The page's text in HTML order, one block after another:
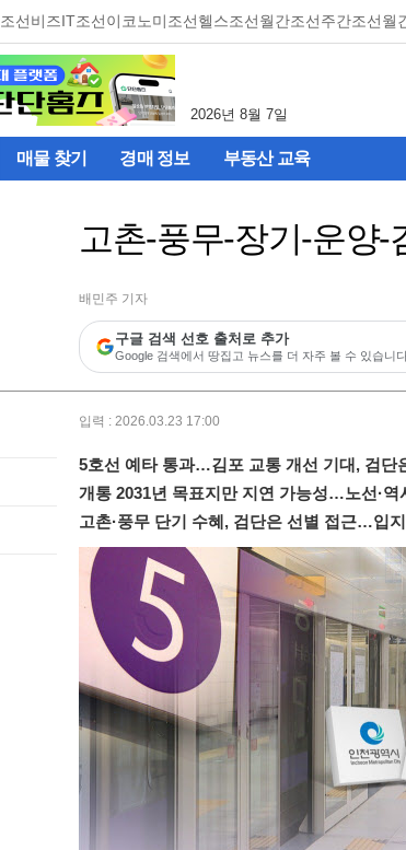
조선비즈IT조선이코노미조선헬스조선월간조선주간조선월
2026년 8월 7일
매물 찾기 경매 정보 부동산 교육
고촌-풍무-장기-운양
배민주 기자
구글 검색 선호 출처로 추가
Google 검색에서 땅집고 뉴스를 더 자주 볼 수 있습니
입력 : 2026.03.23 17:00
5호선 예타 통과…김포 교통 개선 기대, 검단
개통 2031년 목표지만 지연 가능성…노선·역
고촌·풍무 단기 수혜, 검단은 선별 접근…입